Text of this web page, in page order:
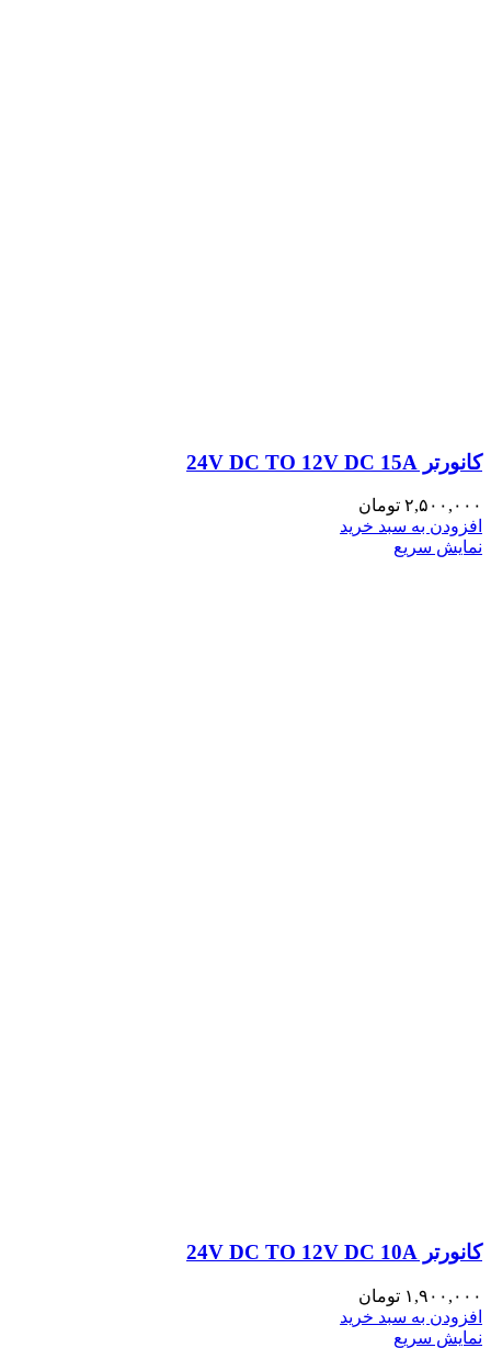
کانورتر 24V DC TO 12V DC 15A
۲,۵۰۰,۰۰۰ تومان
افزودن به سبد خرید
نمایش سریع
کانورتر 24V DC TO 12V DC 10A
۱,۹۰۰,۰۰۰ تومان
افزودن به سبد خرید
نمایش سریع